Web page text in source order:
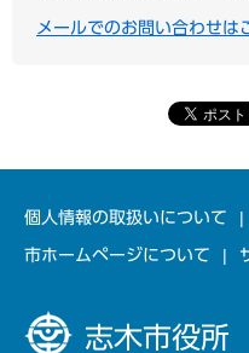
メールでのお問い合わせは
個人情報の取扱いについて
市ホームページについて
志木市役所